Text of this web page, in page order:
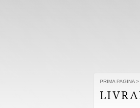
PRIMA PAGINA >